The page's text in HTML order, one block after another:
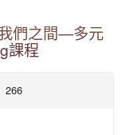
們之間—多元
課程
266